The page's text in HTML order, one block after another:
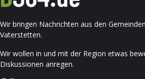
Wir bringen Nachrichten aus den
Vaterstetten.
Wir wollen in und mit der Region etwas
Diskussionen anregen.